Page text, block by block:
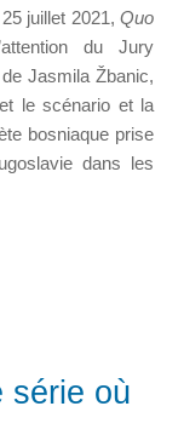
juillet 2021, Quo
du Jury
Jasmila Žbanic,
le scénario et la
bosniaque prise
dans les
série où